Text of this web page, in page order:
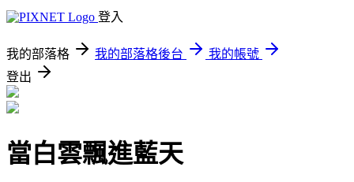
登入
我的部落格 我的部落格後台
我的帳號
登出
當白雲飄進藍天